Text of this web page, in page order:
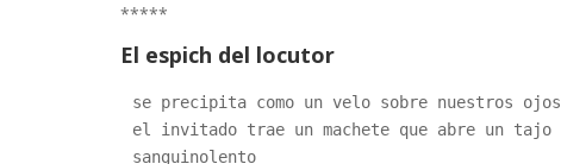
*****
El espich del locutor
se precipita como un velo sobre nuestros ojos
el invitado trae un machete que abre un tajo
sanguinolento